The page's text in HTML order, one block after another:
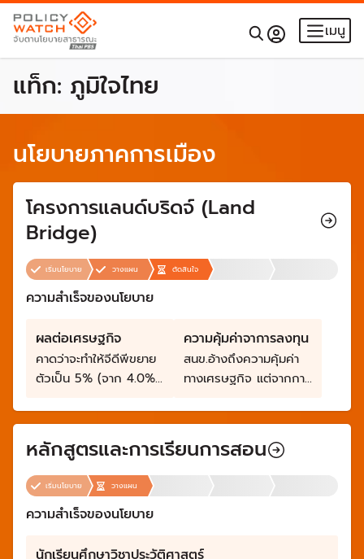
เมนู
แท็ก: ภูมิใจไทย
นโยบายภาคการเมือง
โครงการแลนด์บริดจ์ (Land
Bridge)
เริ่มนโยบาย วางแผน ตัดสินใจ
ความสำเร็จของนโยบาย
ผลต่อเศรษฐกิจ
คาดว่าจะทำให้จีดีพีขยาย
ตัวเป็น 5% (จาก 4.0%)
280,000 ตำแหน่ง
ความคุ้มค่าจาการลงทุน
สนข.อ้างถึงความคุ้มค่า
ทางเศรษฐกิจ แต่จากการ
หลักสูตรและการเรียนการสอน
เริ่มนโยบาย วางแผน
ความสำเร็จของนโยบาย
นักเรียนศึกษาวิชาประวัติศาสตร์